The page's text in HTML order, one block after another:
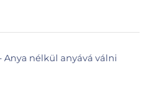
Anya nélkül anyává válni